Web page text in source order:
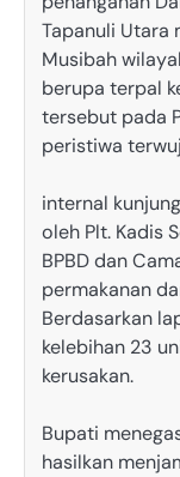
Tapanuli Utara
Musibah
berupa terpal
tersebut pada
peristiwa
‎internal
oleh Plt. Kadis
BPBD dan
permakanan
Berdasarkan
kelebihan 23
kerusakan.
‎Bupati
hasilkan